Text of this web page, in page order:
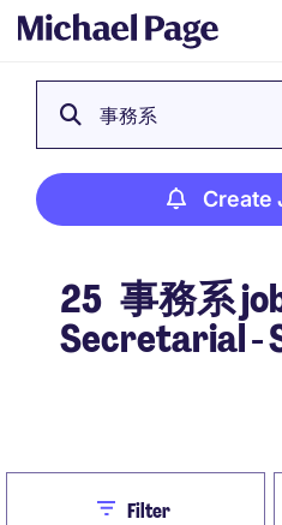
事務系
Create
25 事務系
Secretarial -
CloseFilter